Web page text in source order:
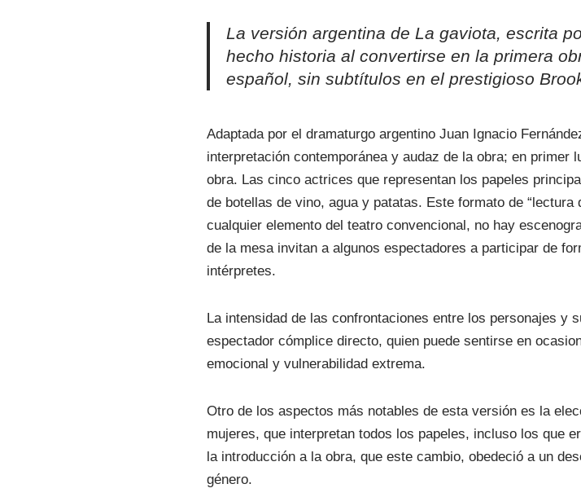
La versión argentina de La gaviota, escrita
hecho historia al convertirse en la primera
español, sin subtítulos en el prestigioso
Adaptada por el dramaturgo argentino Juan Ignacio
interpretación contemporánea y audaz de la obra; en primer
obra. Las cinco actrices que representan los papeles
de botellas de vino, agua y patatas. Este formato de
cualquier elemento del teatro convencional, no hay
de la mesa invitan a algunos espectadores a participar de
intérpretes.
La intensidad de las confrontaciones entre los personajes y
espectador cómplice directo, quien puede sentirse en
emocional y vulnerabilidad extrema.
Otro de los aspectos más notables de esta versión es la
mujeres, que interpretan todos los papeles, incluso los que
la introducción a la obra, que este cambio, obedeció a un
género.